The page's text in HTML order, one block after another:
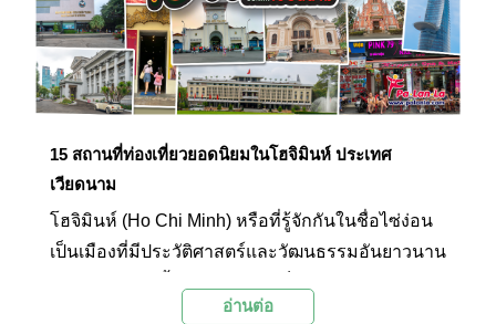
15 สถานที่ท่องเที่ยวยอดนิยมในโฮจิมินห์ ประเทศ
เวียดนาม
โฮจิมินห์ (Ho Chi Minh) หรือที่รู้จักกันในชื่อไซ่ง่อน
เป็นเมืองที่มีประวัติศาสตร์และวัฒนธรรมอันยาวนาน
Palanla ขอนำเสนอ 15 สถานที่ท่องเที่ยวยอดนิยมใน
อ่านต่อ